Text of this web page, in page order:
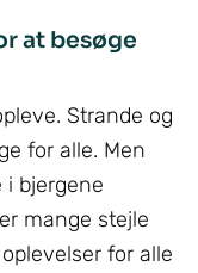
at besøge
Strande og
for alle. Men
i bjergene
mange stejle
for alle